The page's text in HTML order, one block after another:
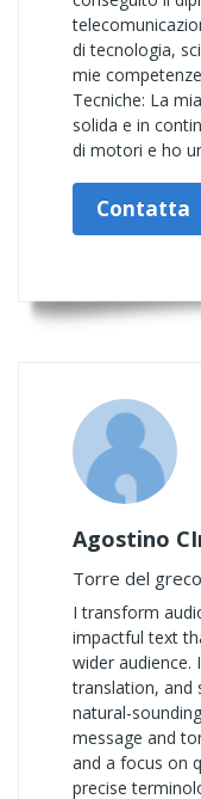
di tecnologia,
mie
Tecniche: La
solida e in
di motori e ho
Contatta
Agostino
Torre del
I transform
impactful text
wider audience.
translation, and
natural-
message and
and a focus on
precise